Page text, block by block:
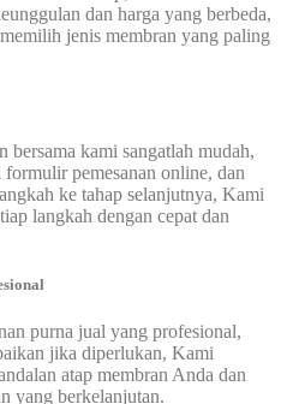
dan harga yang berbeda,
jenis membran yang paling
bersama kami sangatlah mudah,
pemesanan online, dan
ke tahap selanjutnya, Kami
langkah dengan cepat dan
purna jual yang profesional,
jika diperlukan, Kami
atap membran Anda dan
yang berkelanjutan.